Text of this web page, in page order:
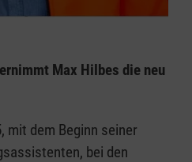
Max Hilbes die neu
mit dem Beginn seiner
bei den